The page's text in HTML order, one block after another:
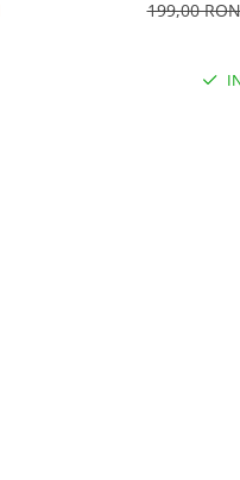
199,00